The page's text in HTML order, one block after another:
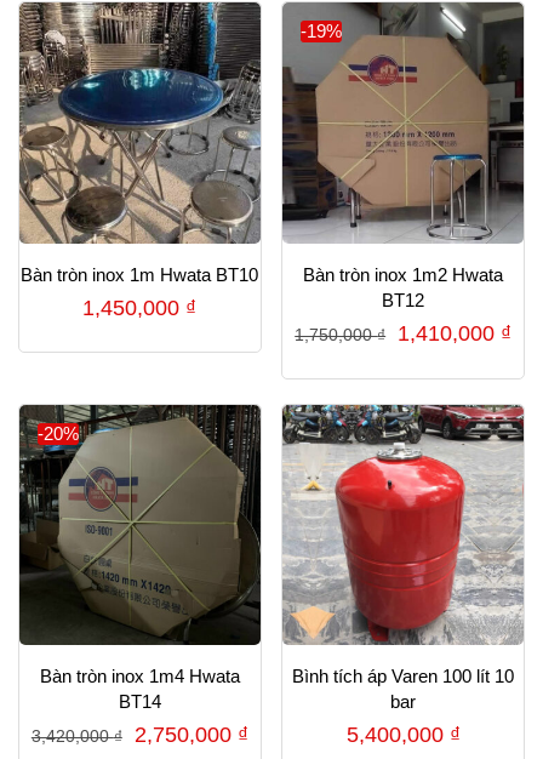
Bàn tròn inox 1m Hwata BT10
1,450,000 ₫
-19%
Bàn tròn inox 1m2 Hwata
BT12
1,750,000₫
Giá
là:
1,750,000 ₫.
1,410,000 ₫
tại
là:
-20%
Bàn tròn inox 1m4 Hwata
BT14
3,420,000₫
Giá
2,750,000 ₫Giá
Bình tích áp Varen 100 lít 10
bar
5,400,000 ₫